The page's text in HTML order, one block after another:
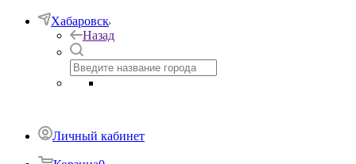
Хабаровск
Назад
Личный кабинет